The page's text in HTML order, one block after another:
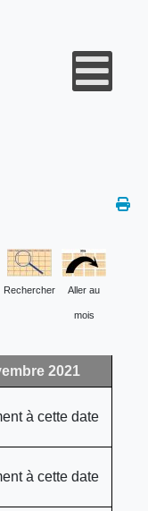
Rechercher Aller au
mois
2021
à cette date
à cette date